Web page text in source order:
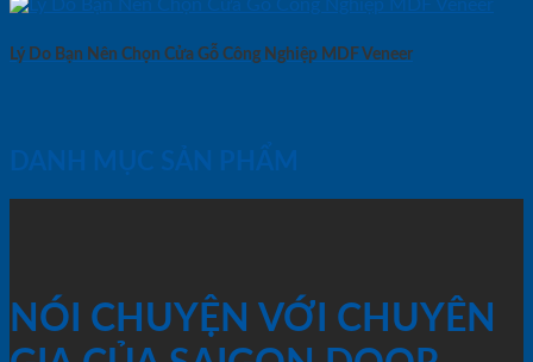
Lý Do Bạn Nên Chọn Cửa Gỗ Công Nghiệp MDF Veneer
DANH MỤC SẢN PHẨM
NÓI CHUYỆN VỚI CHUYÊN